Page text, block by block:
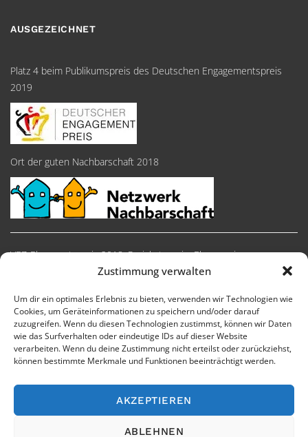
Zustimmung verwalten
Um dir ein optimales Erlebnis zu bieten, verwenden wir Technologien wie
Cookies, um Geräteinformationen zu speichern und/oder darauf
zuzugreifen. Wenn du diesen Technologien zustimmst, können wir Daten
wie das Surfverhalten oder eindeutige IDs auf dieser Website
verarbeiten. Wenn du deine Zustimmung nicht erteilst oder zurückziehst,
können bestimmte Merkmale und Funktionen beeinträchtigt werden.
AKZEPTIEREN
ABLEHNEN
AUSGEZEICHNET
Platz 4 beim Publikumspreis des Deutschen Engagementspreis
2019
Ort der guten Nachbarschaft 2018
VEZ-Ehrenamtspreis 2018, Preiskategorie: Ehrenpreise